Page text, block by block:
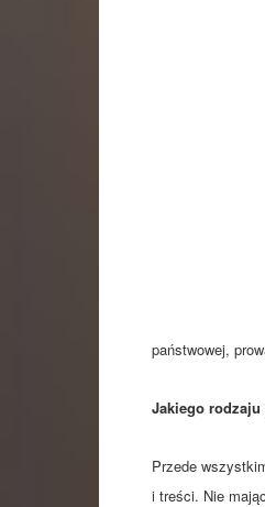
państwowej,
Jakiego
Przede
i treści. Nie